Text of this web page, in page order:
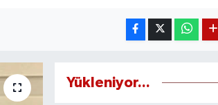
Yükleniyor...